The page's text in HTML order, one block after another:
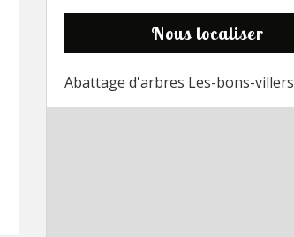
Nous localiser
Abattage d'arbres Les-bons-villers